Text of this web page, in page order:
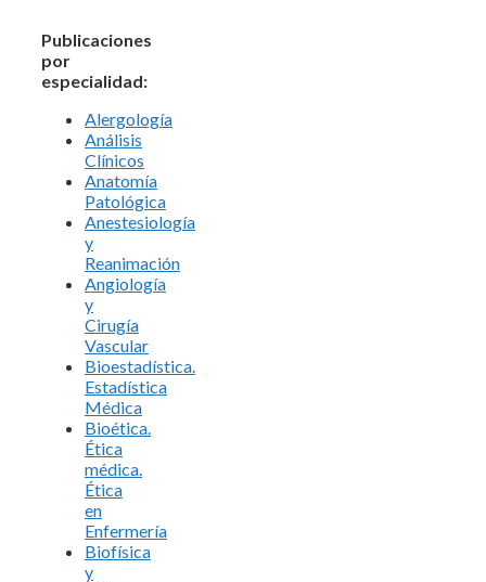
Publicaciones
por
especialidad:
Alergología
Análisis
Clínicos
Anatomía
Patológica
Anestesiología
y
Reanimación
Angiología
y
Cirugía
Vascular
Bioestadística.
Estadística
Médica
Bioética.
Ética
médica.
Ética
en
Enfermería
Biofísica
y